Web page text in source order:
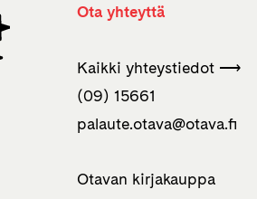
Ota yhteyttä
Kaikki yhteystiedot ⟶
(09) 15661
palaute.otava­@otava.fi
Otavan kirjakauppa